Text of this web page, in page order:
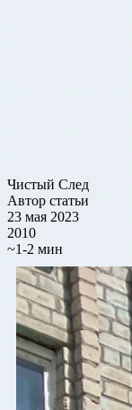
Чистый След
Автор статьи
23 мая 2023
2010
~1-2 мин